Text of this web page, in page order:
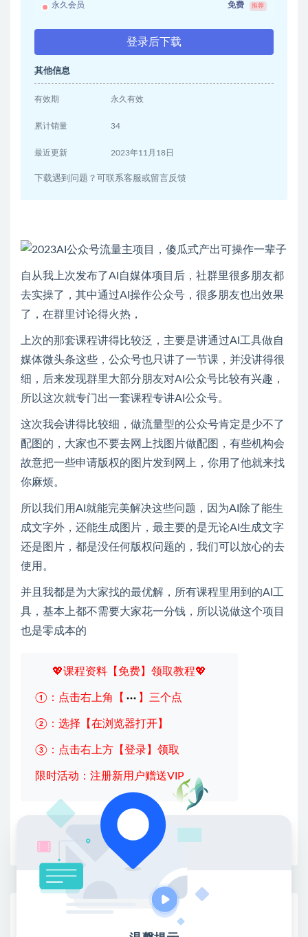
永久会员 免费 推荐
登录后下载
其他信息
有效期 永久有效
累计销量 34
最近更新 2023年11月18日
下载遇到问题？可联系客服或留言反馈
自从我上次发布了AI自媒体项目后，社群里很多朋友都
去实操了，其中通过AI操作公众号，很多朋友也出效果
了，在群里讨论得火热，
上次的那套课程讲得比较泛，主要是讲通过AI工具做自
媒体微头条这些，公众号也只讲了一节课，并没讲得很
细，后来发现群里大部分朋友对AI公众号比较有兴趣，
所以这次就专门出一套课程专讲AI公众号。
这次我会讲得比较细，做流量型的公众号肯定是少不了
配图的，大家也不要去网上找图片做配图，有些机构会
故意把一些申请版权的图片发到网上，你用了他就来找
你麻烦。
所以我们用AI就能完美解决这些问题，因为AI除了能生
成文字外，还能生成图片，最主要的是无论AI生成文字
还是图片，都是没任何版权问题的，我们可以放心的去
使用。
并且我都是为大家找的最优解，所有课程里用到的AI工
具，基本上都不需要大家花一分钱，所以说做这个项目
也是零成本的
💖课程资料【免费】领取教程💖
①：点击右上角【 】三个点
②：选择【在浏览器打开】
③：点击右上方【登录】领取
限时活动：注册新用户赠送VIP
海报 链接